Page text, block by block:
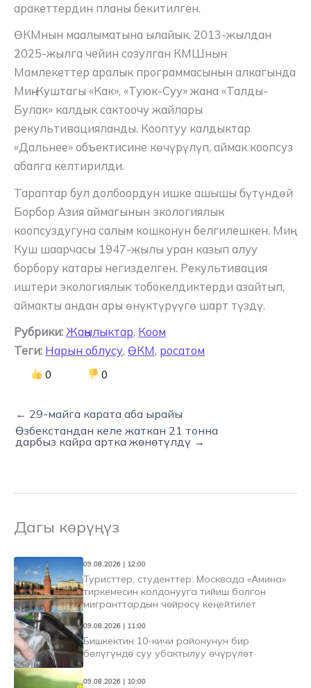
аракеттердин планы бекитилген.
ӨКМнын маалыматына ылайык, 2013-жылдан
2025-жылга чейин созулган КМШнын
Мамлекеттер аралык программасынын алкагында
Миң-Куштагы «Как», «Туюк-Суу» жана «Талды-
Булак» калдык сактоочу жайлары
рекультивацияланды. Кооптуу калдыктар
«Дальнее» объектисине көчүрүлүп, аймак коопсуз
абалга келтирилди.
Тараптар бул долбоордун ишке ашышы бүтүндөй
Борбор Азия аймагынын экологиялык
коопсуздугуна салым кошконун белгилешкен. Миң-
Куш шаарчасы 1947-жылы уран казып алуу
борбору катары негизделген. Рекультивация
иштери экологиялык тобокелдиктерди азайтып,
аймакты андан ары өнүктүрүүгө шарт түздү.
Рубрики: Жаңылыктар, Коом
Теги: Нарын облусу, ӨКМ, росатом
0 0
← 29-майга карата аба ырайы
Өзбекстандан келе жаткан 21 тонна
дарбыз кайра артка жөнөтүлдү →
Дагы көрүңүз
09.08.2026 | 12:00
Туристтер, студенттер: Москвада «Амина»
тиркемесин колдонууга тийиш болгон
мигранттардын чөйрөсү кеңейтилет
09.08.2026 | 11:00
Бишкектин 10-кичи районунун бир
бөлүгүндө суу убактылуу өчүрүлөт
09.08.2026 | 10:00